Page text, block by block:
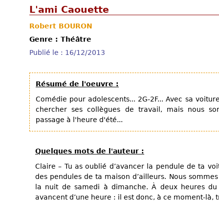
L'ami Caouette
Robert BOURON
Genre : Théâtre
Publié le : 16/12/2013
Résumé de l'oeuvre :
Comédie pour adolescents... 2G-2F... Avec sa
chercher ses collègues de travail, mais nous
passage à l'heure d'été...
Quelques mots de l'auteur :
Claire – Tu as oublié d’avancer la pendule de ta
des pendules de ta maison d’ailleurs. Nous
la nuit de samedi à dimanche. À deux heures
avancent d’une heure : il est donc, à ce moment-là,